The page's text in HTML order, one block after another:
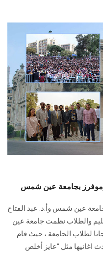
بجامعة عين شمس
عين شمس وأ.د. عبد الفتاح
والطلاب نظمت جامعة عين
لطلاب الجامعة ، حيث قام
اغانيها مثل "عايز أخلص